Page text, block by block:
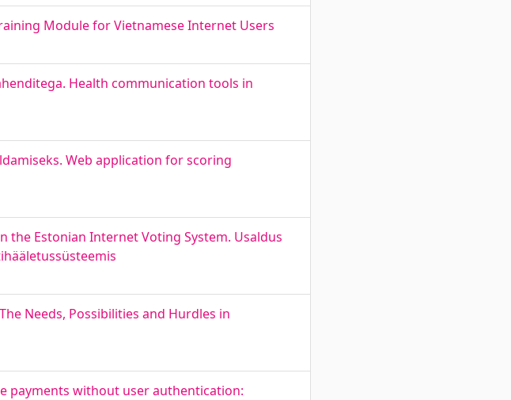
Module for Vietnamese Internet Users
Health communication tools in
Web application for scoring
the Estonian Internet Voting System. Usaldus
Needs, Possibilities and Hurdles in
payments without user authentication: